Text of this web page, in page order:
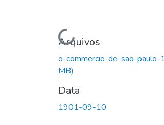
Carregando...
Arquivos
o-commercio-de-sao-
MB)
Data
1901-09-10